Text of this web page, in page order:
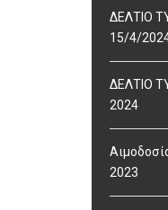
ΔΕΛΤΙΟ
15/4/
ΔΕΛΤΙΟ
2024
2023